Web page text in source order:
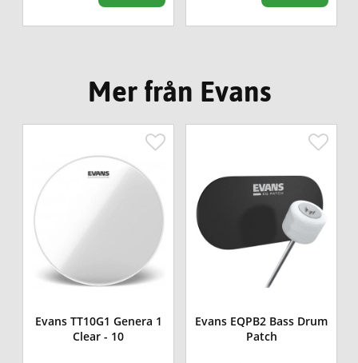
Mer från Evans
Evans TT10G1 Genera 1
Clear - 10
Evans EQPB2 Bass Drum
Patch